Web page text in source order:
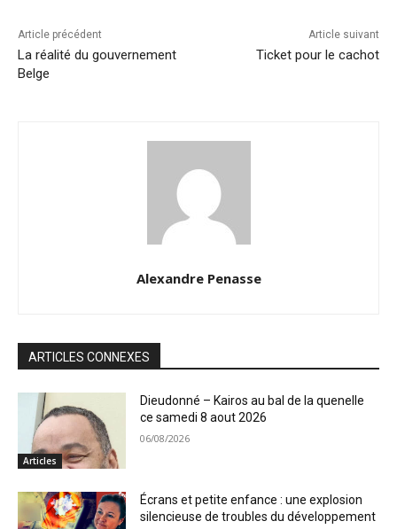
Article précédent
La réalité du gouvernement
Belge
Article suivant
Ticket pour le cachot
Alexandre Penasse
ARTICLES CONNEXES
Articles
Dieudonné – Kairos au bal de la quenelle
ce samedi 8 aout 2026
06/08/2026
Écrans et petite enfance : une explosion
silencieuse de troubles du développement